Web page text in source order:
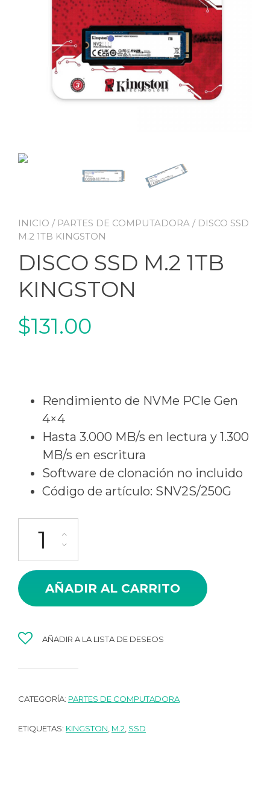
INICIO / PARTES DE COMPUTADORA / DISCO SSD
M.2 1TB KINGSTON
DISCO SSD M.2 1TB
KINGSTON
$131.00
Rendimiento de NVMe PCIe Gen
4×4
Hasta 3.000 MB/s en lectura y 1.300
MB/s en escritura
Software de clonación no incluido
Código de artículo: SNV2S/250G
AÑADIR AL CARRITO
AÑADIR A LA LISTA DE DESEOS
CATEGORÍA: PARTES DE COMPUTADORA
ETIQUETAS: KINGSTON M.2 SSD